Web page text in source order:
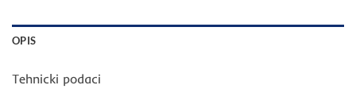
OPIS
Tehnicki podaci